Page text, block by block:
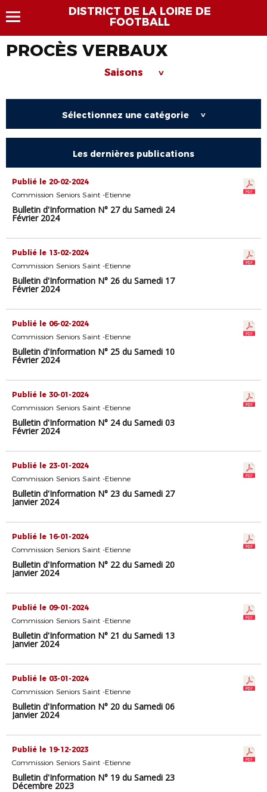
DISTRICT DE LA LOIRE DE
FOOTBALL
PROCÈS VERBAUX
Saisons >
Sélectionnez une catégorie >
Les dernières publications
Publié le 20-02-2024
Commission Seniors Saint -Etienne
Bulletin d'Information N° 27 du Samedi 24
Février 2024
Publié le 13-02-2024
Commission Seniors Saint -Etienne
Bulletin d'Information N° 26 du Samedi 17
Février 2024
Publié le 06-02-2024
Commission Seniors Saint -Etienne
Bulletin d'Information N° 25 du Samedi 10
Février 2024
Publié le 30-01-2024
Commission Seniors Saint -Etienne
Bulletin d'Information N° 24 du Samedi 03
Février 2024
Publié le 23-01-2024
Commission Seniors Saint -Etienne
Bulletin d'Information N° 23 du Samedi 27
Janvier 2024
Publié le 16-01-2024
Commission Seniors Saint -Etienne
Bulletin d'Information N° 22 du Samedi 20
Janvier 2024
Publié le 09-01-2024
Commission Seniors Saint -Etienne
Bulletin d'Information N° 21 du Samedi 13
Janvier 2024
Publié le 03-01-2024
Commission Seniors Saint -Etienne
Bulletin d'Information N° 20 du Samedi 06
Janvier 2024
Publié le 19-12-2023
Commission Seniors Saint -Etienne
Bulletin d'Information N° 19 du Samedi 23
Décembre 2023